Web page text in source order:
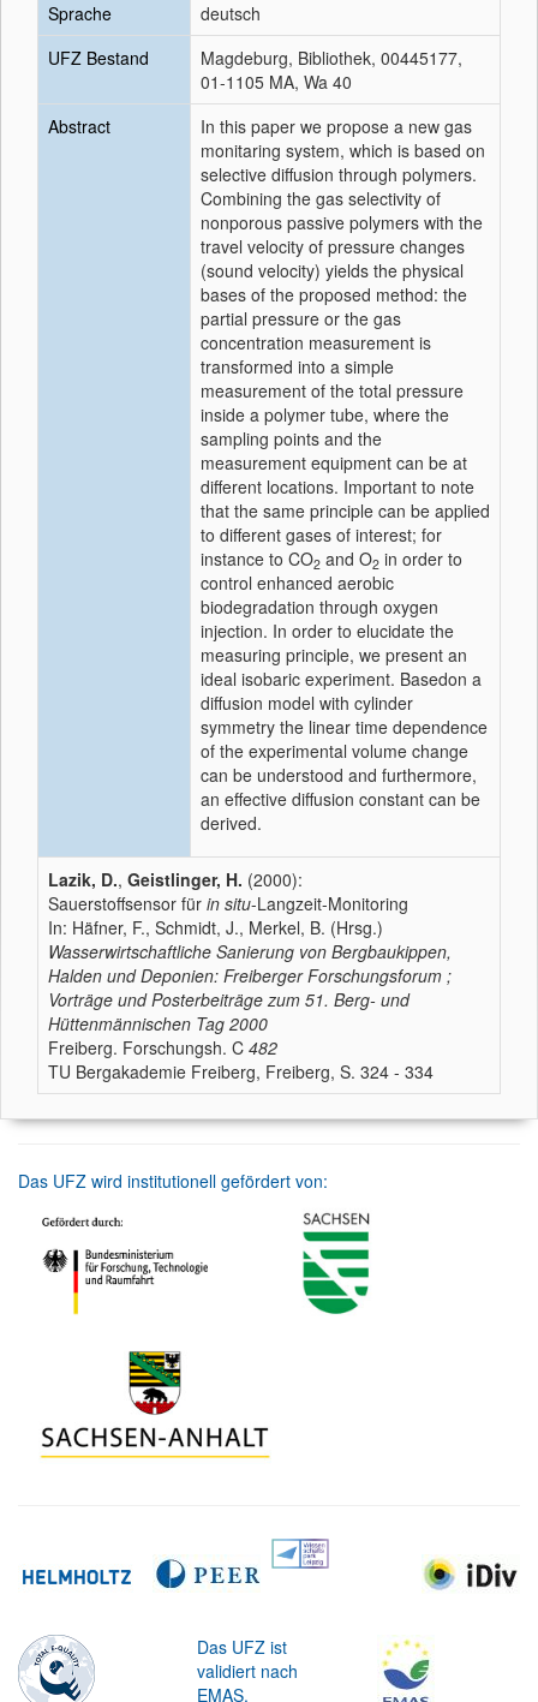
Sprache
deutsch
UFZ Bestand
Magdeburg, Bibliothek, 00445177,
01-1105 MA, Wa 40
Abstract
In this paper we propose a new gas
monitaring system, which is based on
selective diffusion through polymers.
Combining the gas selectivity of
nonporous passive polymers with the
travel velocity of pressure changes
(sound velocity) yields the physical
bases of the proposed method: the
partial pressure or the gas
concentration measurement is
transformed into a simple
measurement of the total pressure
inside a polymer tube, where the
sampling points and the
measurement equipment can be at
different locations. Important to note
that the same principle can be applied
to different gases of interest; for
instance to CO2 and O2 in order to
control enhanced aerobic
biodegradation through oxygen
injection. In order to elucidate the
measuring principle, we present an
ideal isobaric experiment. Basedon a
diffusion model with cylinder
symmetry the linear time dependence
of the experimental volume change
can be understood and furthermore,
an effective diffusion constant can be
derived.
Lazik, D., Geistlinger, H. (2000):
Sauerstoffsensor für in situ-Langzeit-Monitoring
In: Häfner, F., Schmidt, J., Merkel, B. (Hrsg.)
Wasserwirtschaftliche Sanierung von Bergbaukippen,
Halden und Deponien: Freiberger Forschungsforum ;
Vorträge und Posterbeiträge zum 51. Berg- und
Hüttenmännischen Tag 2000
Freiberg. Forschungsh. C 482
TU Bergakademie Freiberg, Freiberg, S. 324 - 334
Das UFZ wird institutionell gefördert von:
Das UFZ ist
validiert nach
EMAS.